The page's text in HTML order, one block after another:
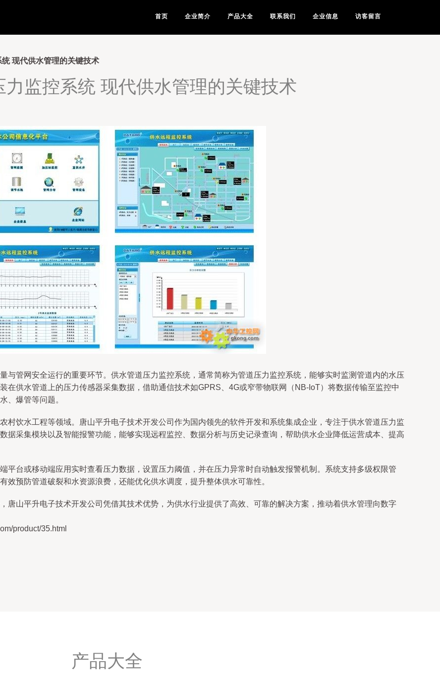
首页 企业简介 产品大全 联系我们 企业信息 访客留言
现代供水管理的关键技术
力监控系统 现代供水管理的关键技术
与管网安全运行的重要环节。供水管道压力监控系统，通常简称为管道压力监控系统，能够实时监测管道内的水压
在供水管道上的压力传感器采集数据，借助通信技术如GPRS、4G或窄带物联网（NB-IoT）将数据传输至监控中
、爆管等问题。
村饮水工程等领域。唐山平升电子技术开发公司作为国内领先的软件开发和系统集成企业，专注于供水管道压力监
据采集模块以及智能报警功能，能够实现远程监控、数据分析与历史记录查询，帮助供水企业降低运营成本、提高
平台或移动端应用实时查看压力数据，设置压力阈值，并在压力异常时自动触发报警机制。系统支持多级权限管
效预防管道破裂和水资源浪费，还能优化供水调度，提升整体供水可靠性。
唐山平升电子技术开发公司凭借其技术优势，为供水行业提供了高效、可靠的解决方案，推动着供水管理向数字
product/35.html
产品大全